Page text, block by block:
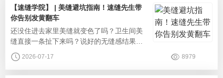
的主流？平缝工艺传统凹缝施工美缝固化后
低于瓷砖面，形成深浅不一的凹槽，时间长
容易积累污渍，还会滋生细菌，影响家人健
康。平缝工艺施工后缝隙与瓷砖表面完全
【速缝学院】 | 美缝避坑指南！速缝先生带
你告别发黄翻车
‌还没住进去家里美缝就变色了吗？卫生间美
缝直接一条扯下来吗？说好的无缝感结果还
是很明显吗？很多业主美缝踩坑，基本都是
选色、工艺、材质、分区施工这几个部分的
2026-07-17 8979